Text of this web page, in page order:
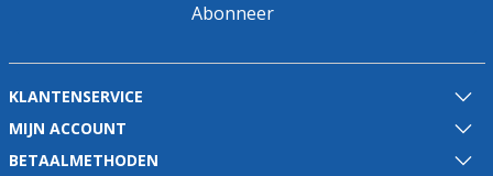
Abonneer
KLANTENSERVICE
MIJN ACCOUNT
BETAALMETHODEN